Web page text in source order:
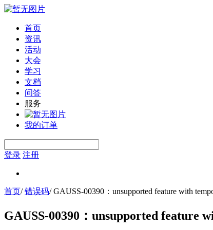
首页
资讯
活动
大会
学习
文档
问答
服务
我的订单
登录 注册
首页/错误码/GAUSS-00390：unsupported feature with
GAUSS-00390：unsupported feature